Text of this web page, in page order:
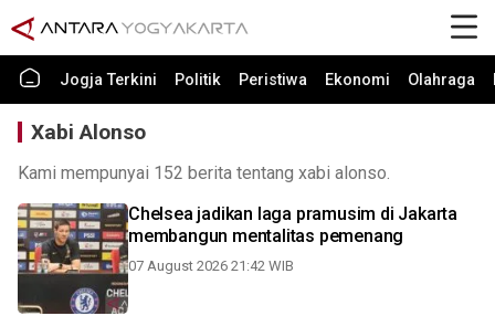
Jogja Terkini Politik Peristiwa Ekonomi Olahraga
Xabi Alonso
Kami mempunyai 152 berita tentang xabi alonso.
Chelsea jadikan laga pramusim di Jakarta
membangun mentalitas pemenang
07 August 2026 21:42 WIB